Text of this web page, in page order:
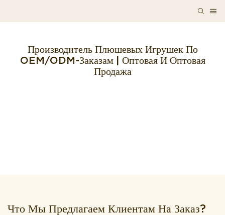
Производитель Плюшевых Игрушек По
OEM/ODM-Заказам | Оптовая И Оптовая
Продажа
Что Мы Предлагаем Клиентам На Заказ?